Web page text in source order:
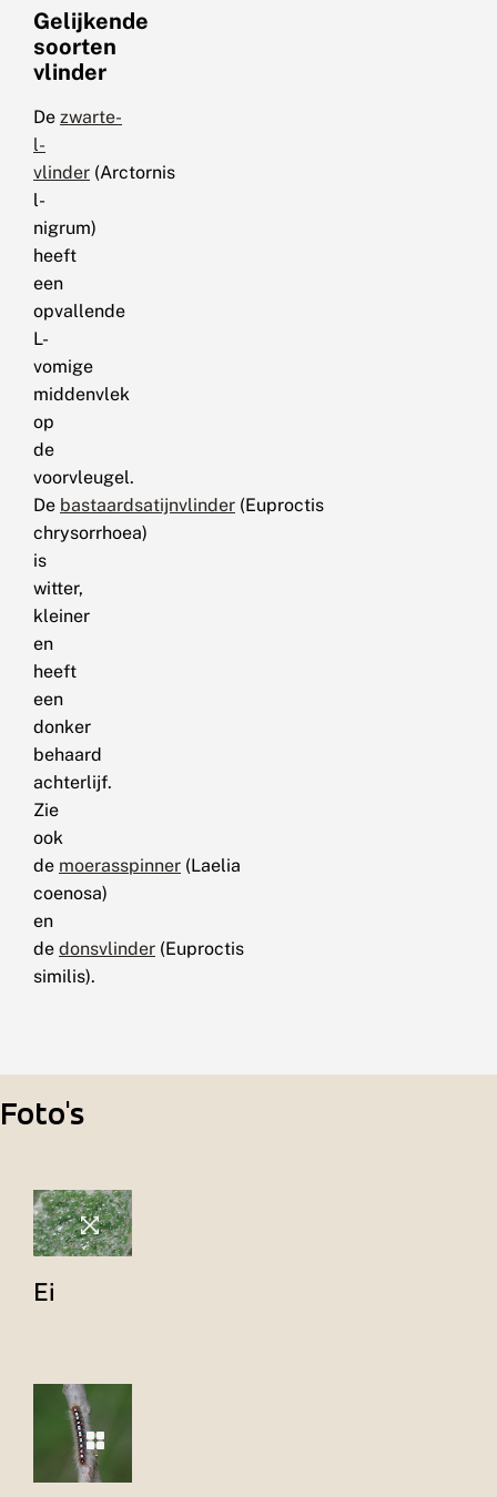
Gelijkende
soorten
vlinder
De zwarte-
l-
vlinder (Arctornis
l-
nigrum)
heeft
een
opvallende
L-
vomige
middenvlek
op
de
voorvleugel.
De bastaardsatijnvlinder (Euproctis
chrysorrhoea)
is
witter,
kleiner
en
heeft
een
donker
behaard
achterlijf.
Zie
ook
de moerasspinner (Laelia
coenosa)
en
de donsvlinder (Euproctis
similis).
Foto's
Ei